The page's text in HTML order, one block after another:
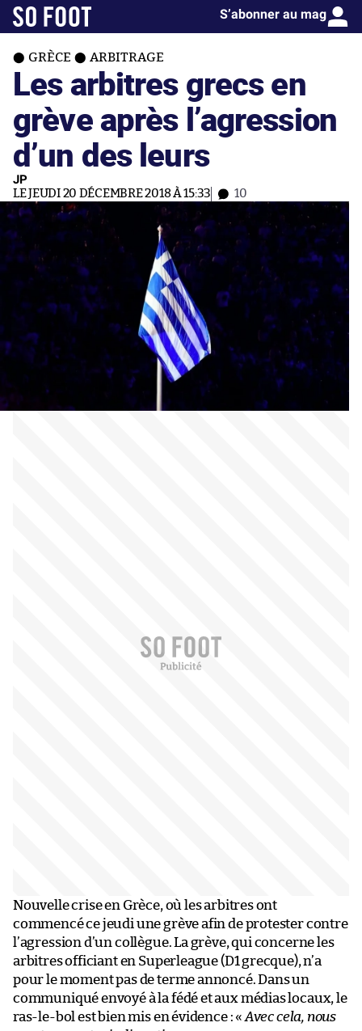
S’abonner au mag
GRÈCE ARBITRAGE
Les arbitres grecs en
grève après l’agression
d’un des leurs
JP
LE JEUDI 20 DÉCEMBRE 2018 À 15:33 10
Nouvelle crise en Grèce, où les arbitres ont
commencé ce jeudi une grève afin de protester contre
l’agression d’un collègue. La grève, qui concerne les
arbitres officiant en Superleague (D1 grecque), n’a
pour le moment pas de terme annoncé. Dans un
communiqué envoyé à la fédé et aux médias locaux, le
ras-le-bol est bien mis en évidence : « Avec cela, nous